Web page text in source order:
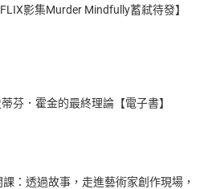
影集Murder Mindfully蓄弒待發】
芬．霍金的最終理論【電子書】
：透過故事，走進藝術家創作現場，